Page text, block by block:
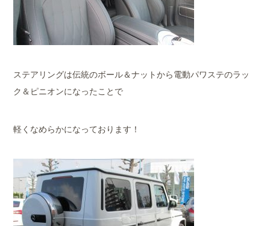
ステアリングは伝統のボール＆ナットから電動パワステのラッ
ク＆ピニオンになったことで
軽くなめらかになっております！